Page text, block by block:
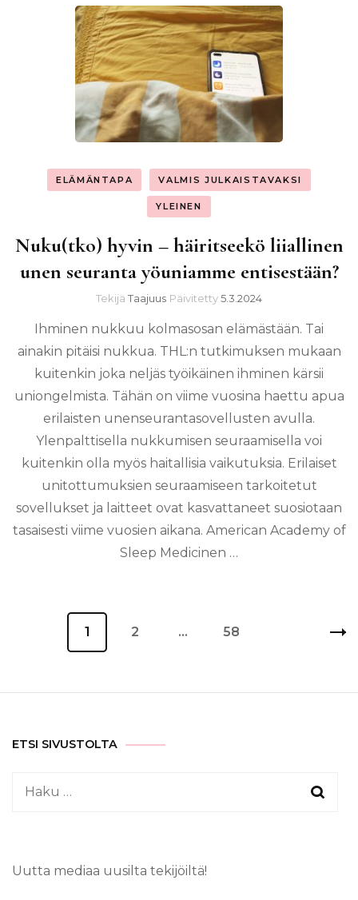
ELÄMÄNTAPA VALMIS JULKAISTAVAKSI
YLEINEN
Nuku(tko) hyvin – häiritseekö liiallinen
unen seuranta yöuniamme entisestään?
Tekijä Taajuus Päivitetty5.3.2024
Ihminen nukkuu kolmasosan elämästään. Tai
ainakin pitäisi nukkua. THL:n tutkimuksen mukaan
kuitenkin joka neljäs työikäinen ihminen kärsii
uniongelmista. Tähän on viime vuosina haettu apua
erilaisten unenseurantasovellusten avulla.
Ylenpalttisella nukkumisen seuraamisella voi
kuitenkin olla myös haitallisia vaikutuksia. Erilaiset
unitottumuksien seuraamiseen tarkoitetut
sovellukset ja laitteet ovat kasvattaneet suosiotaan
tasaisesti viime vuosien aikana. American Academy of
Sleep Medicinen …
Sivu
1 Sivu
2 … Sivu
58
ETSI SIVUSTOLTA
Haku:
Uutta mediaa uusilta tekijöiltä!